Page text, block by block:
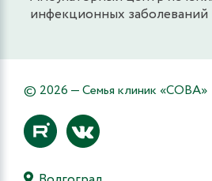
инфекционных заболеваний
© 2026 — Семья клиник «СОВА»